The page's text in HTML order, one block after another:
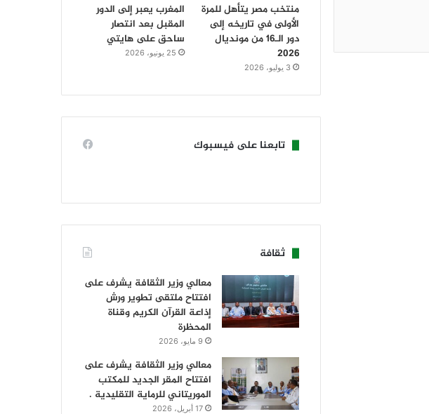
منتخب مصر يتأهل للمرة
الأولى في تاريخه إلى
دور الـ16 من مونديال
2026
3 يوليو، 2026
المغرب يعبر إلى الدور
المقبل بعد انتصار
ساحق على هايتي
25 يونيو، 2026
تابعنا على فيسبوك
ثقافة
معالي وزير الثقافة يشرف على
افتتاح ملتقى تطوير ورش
إذاعة القرآن الكريم وقناة
المحظرة
9 مايو، 2026
معالي وزير الثقافة يشرف على
افتتاح المقر الجديد للمكتب
الموريتاني للرماية التقليدية .
17 أبريل، 2026